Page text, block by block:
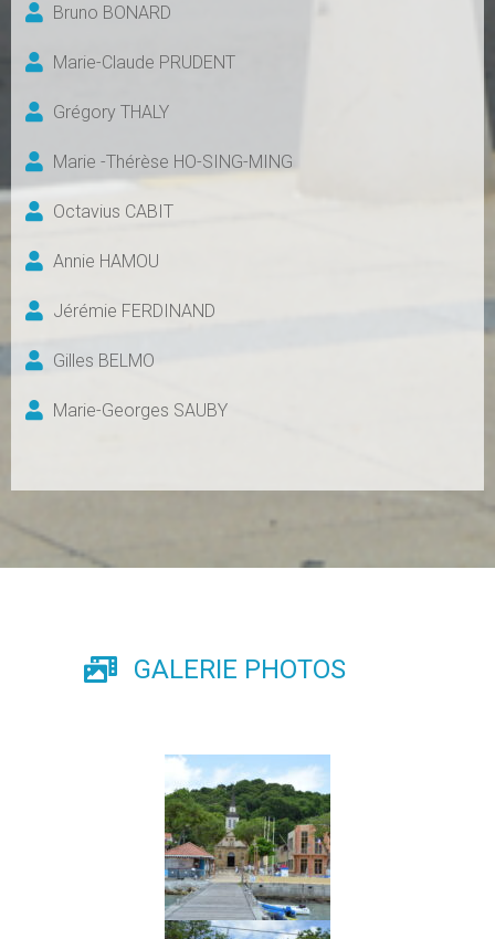
Bruno BONARD
Marie-Claude PRUDENT
Grégory THALY
Marie -Thérèse HO-SING-MING
Octavius CABIT
Annie HAMOU
Jérémie FERDINAND
Gilles BELMO
Marie-Georges SAUBY
GALERIE PHOTOS